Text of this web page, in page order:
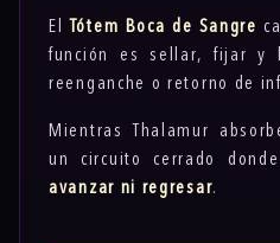
El Tótem Boca de Sangre
función es sellar, fijar y
reenganche o retorno de
Mientras Thalamur
un circuito cerrado
avanzar ni regresar.